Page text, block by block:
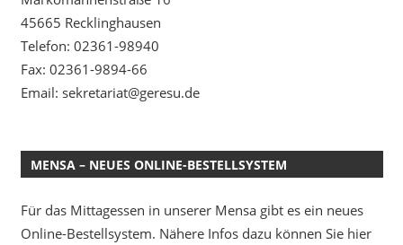
45665 Recklinghausen
Telefon: 02361-98940
Fax: 02361-9894-66
Email: sekretariat@geresu.de
MENSA – NEUES ONLINE-BESTELLSYSTEM
Für das Mittagessen in unserer Mensa gibt es ein neues
Online-Bestellsystem. Nähere Infos dazu können Sie hier